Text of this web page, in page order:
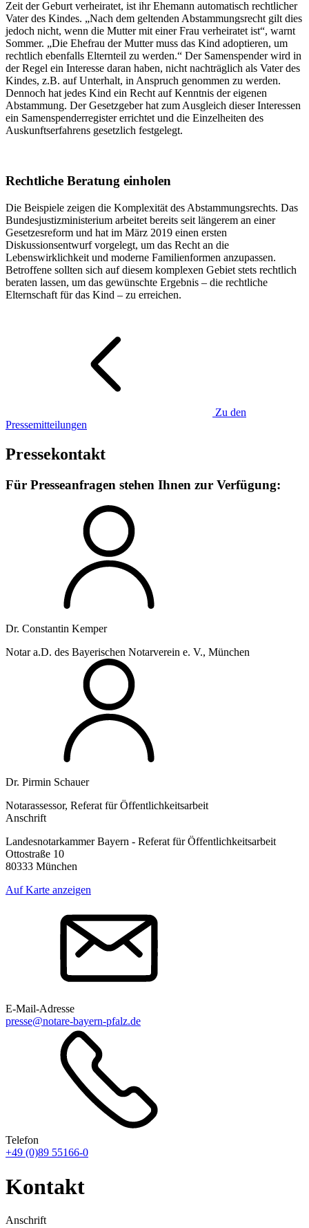
Zeit der Geburt verheiratet, ist ihr Ehemann automatisch rechtlicher
Vater des Kindes. „Nach dem geltenden Abstammungsrecht gilt dies
jedoch nicht, wenn die Mutter mit einer Frau verheiratet ist“, warnt
Sommer. „Die Ehefrau der Mutter muss das Kind adoptieren, um
rechtlich ebenfalls Elternteil zu werden.“ Der Samenspender wird in
der Regel ein Interesse daran haben, nicht nachträglich als Vater des
Kindes, z.B. auf Unterhalt, in Anspruch genommen zu werden.
Dennoch hat jedes Kind ein Recht auf Kenntnis der eigenen
Abstammung. Der Gesetzgeber hat zum Ausgleich dieser Interessen
ein Samenspenderregister errichtet und die Einzelheiten des
Auskunftserfahrens gesetzlich festgelegt.
Rechtliche Beratung einholen
Die Beispiele zeigen die Komplexität des Abstammungsrechts. Das
Bundesjustizministerium arbeitet bereits seit längerem an einer
Gesetzesreform und hat im März 2019 einen ersten
Diskussionsentwurf vorgelegt, um das Recht an die
Lebenswirklichkeit und moderne Familienformen anzupassen.
Betroffene sollten sich auf diesem komplexen Gebiet stets rechtlich
beraten lassen, um das gewünschte Ergebnis – die rechtliche
Elternschaft für das Kind – zu erreichen.
Zu den
Pressemitteilungen
Pressekontakt
Für Presseanfragen stehen Ihnen zur Verfügung:
Dr. Constantin Kemper
Notar a.D. des Bayerischen Notarverein e. V., München
Dr. Pirmin Schauer
Notarassessor, Referat für Öffentlichkeitsarbeit
Anschrift
Landesnotarkammer Bayern - Referat für Öffentlichkeitsarbeit
Ottostraße 10
80333 München
Auf Karte anzeigen
E-Mail-Adresse
presse@notare-bayern-pfalz.de
Telefon
+49 (0)89 55166-0
Kontakt
Anschrift